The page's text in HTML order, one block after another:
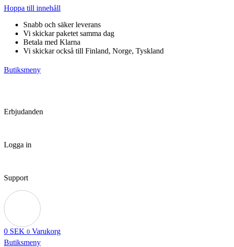
Hoppa till innehåll
Snabb och säker leverans
Vi skickar paketet samma dag
Betala med Klarna
Vi skickar också till Finland, Norge, Tyskland
Butiksmeny
Erbjudanden
Logga in
Support
0 SEK 0 Varukorg
Butiksmeny